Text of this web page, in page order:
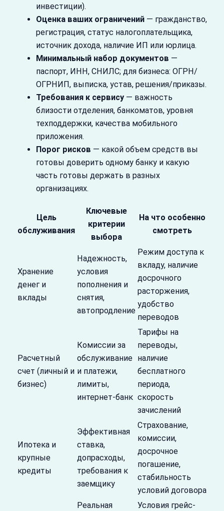
инвестиции).
Оценка ваших ограничений — гражданство,
регистрация, статус налогоплательщика,
источник дохода, наличие ИП или юрлица.
Минимальный набор документов —
паспорт, ИНН, СНИЛС; для бизнеса: ОГРН/
ОГРНИП, выписка, устав, решения/приказы.
Требования к сервису — важность
близости отделения, банкоматов, уровня
техподдержки, качества мобильного
приложения.
Порог рисков — какой объем средств вы
готовы доверить одному банку и какую
часть готовы держать в разных
организациях.
Цель
обслуживания
Ключевые
критерии
выбора
На что особенно
смотреть
Хранение
денег и
вклады
Надежность,
условия
пополнения и
снятия,
автопродление
Режим доступа к
вкладу, наличие
досрочного
расторжения,
удобство
переводов
Расчетный
счет (личный и
бизнес)
Комиссии за
обслуживание
и платежи,
лимиты,
интернет-банк
Тарифы на
переводы,
наличие
бесплатного
периода,
скорость
зачислений
Ипотека и
крупные
кредиты
Эффективная
ставка,
допрасходы,
требования к
заемщику
Страхование,
комиссии,
досрочное
погашение,
стабильность
условий договора
Реальная
Условия грейс-